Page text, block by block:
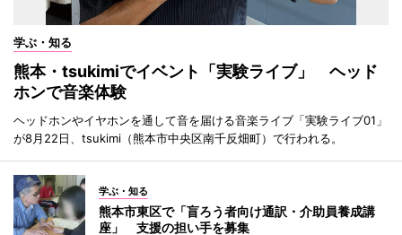
学ぶ・知る
熊本・tsukimiでイベント「実験ライブ」 ヘッド
ホンで音楽体験
ヘッドホンやイヤホンを通して音を届ける音楽ライブ「実験ライブ01」
が8月22日、tsukimi（熊本市中央区南千反畑町）で行われる。
学ぶ・知る
熊本市東区で「盲ろう者向け通訳・介助員養成講
座」 支援の担い手を募集